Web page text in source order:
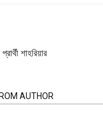
শাহরিয়ার
AUTHOR